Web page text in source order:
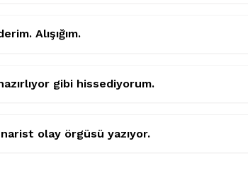
Alışığım.
gibi hissediyorum.
olay örgüsü yazıyor.